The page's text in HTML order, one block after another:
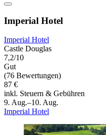
Imperial Hotel
Imperial Hotel
Castle Douglas
7,2/10
Gut
(76 Bewertungen)
87 €
inkl. Steuern & Gebühren
9. Aug.–10. Aug.
Imperial Hotel